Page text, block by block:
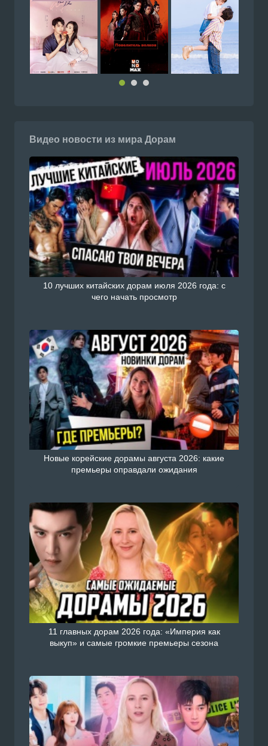
Видео новости из мира Дорам
10 лучших китайских дорам июля 2026 года: с
чего начать просмотр
Новые корейские дорамы августа 2026: какие
премьеры оправдали ожидания
11 главных дорам 2026 года: «Империя как
выкуп» и самые громкие премьеры сезона